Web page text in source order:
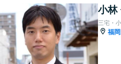
小林
三宅・
福